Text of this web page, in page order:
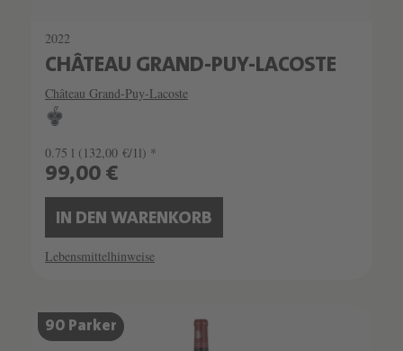
2022
CHÂTEAU GRAND-PUY-LACOSTE
Château Grand-Puy-Lacoste
0.75 l (132,00 €/1l) *
99,00 €
IN DEN WARENKORB
Lebensmittelhinweise
90 Parker